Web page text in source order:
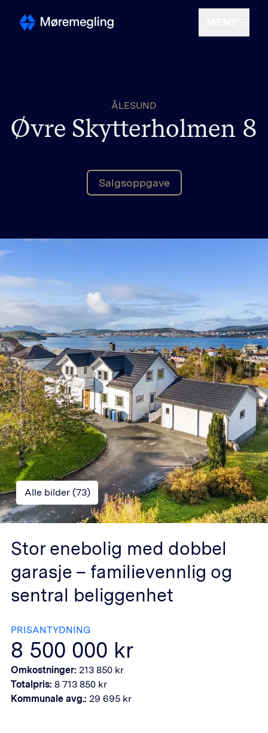
Om oss
Finn megler
ÅLESUND
Øvre Skytterholmen 8
Salgsoppgave
Alle bilder (73)
Stor enebolig med dobbel
garasje – familievennlig og
sentral beliggenhet
PRISANTYDNING
8 500 000 kr
Omkostninger: 213 850 kr
Totalpris: 8 713 850 kr
Kommunale avg.: 29 695 kr